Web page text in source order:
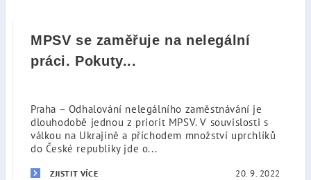
MPSV se zaměřuje na nelegální
práci. Pokuty...
Praha – Odhalování nelegálního zaměstnávání je
dlouhodobě jednou z priorit MPSV. V souvislosti s
válkou na Ukrajině a příchodem množství uprchlíků
do České republiky jde o...
ZJISTIT VÍCE 20. 9. 2022